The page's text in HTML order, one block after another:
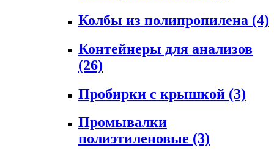
Колбы из полипропилена (4)
Контейнеры для анализов
(26)
Пробирки с крышкой (3)
Промывалки
полиэтиленовые (3)